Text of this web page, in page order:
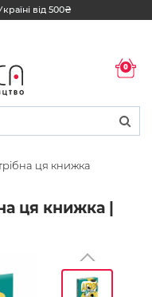
від 500₴
0
ця книжка
ця книжка |